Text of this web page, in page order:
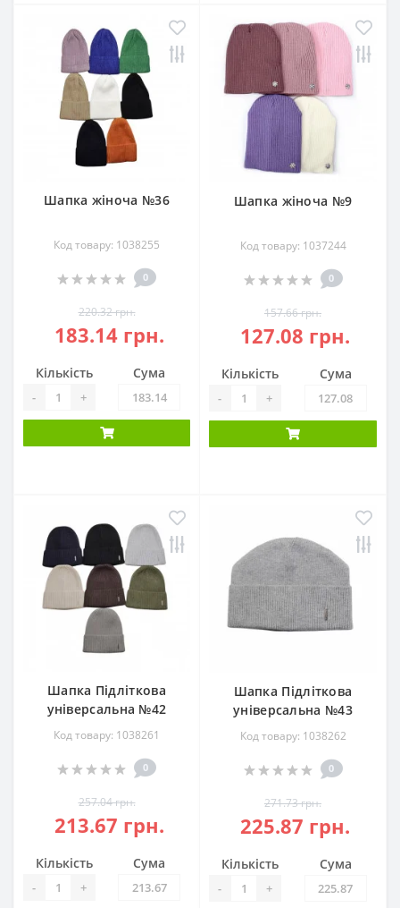
Шапка жіноча №36
Код товару: 1038255
0
220.32 грн.
183.14 грн.
Кількість
- +
Сума
Шапка жіноча №9
Код товару: 1037244
0
157.66 грн.
127.08 грн.
Кількість
- +
Сума
Шапка Підліткова
універсальна №42
Код товару: 1038261
0
257.04 грн.
213.67 грн.
Кількість
- +
Сума
Шапка Підліткова
універсальна №43
Код товару: 1038262
0
271.73 грн.
225.87 грн.
Кількість
- +
Сума